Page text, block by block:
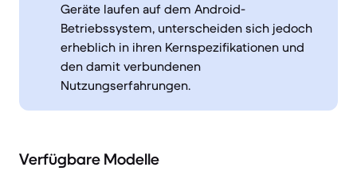
Geräte laufen auf dem Android-
Betriebssystem, unterscheiden sich jedoch
erheblich in ihren Kernspezifikationen und
den damit verbundenen
Nutzungserfahrungen.
Verfügbare Modelle